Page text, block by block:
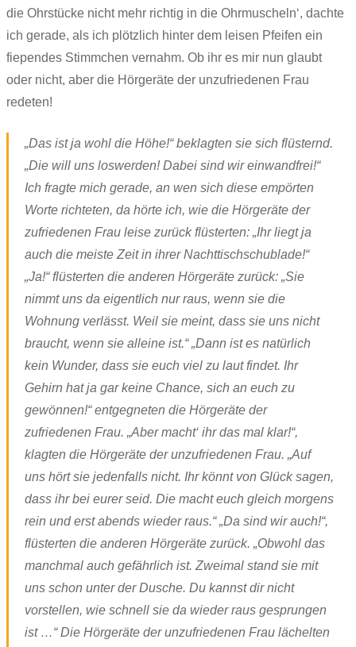
die Ohrstücke nicht mehr richtig in die Ohrmuscheln‘, dachte
ich gerade, als ich plötzlich hinter dem leisen Pfeifen ein
fiependes Stimmchen vernahm. Ob ihr es mir nun glaubt
oder nicht, aber die Hörgeräte der unzufriedenen Frau
redeten!
„Das ist ja wohl die Höhe!“ beklagten sie sich flüsternd.
„Die will uns loswerden! Dabei sind wir einwandfrei!“
Ich fragte mich gerade, an wen sich diese empörten
Worte richteten, da hörte ich, wie die Hörgeräte der
zufriedenen Frau leise zurück flüsterten: „Ihr liegt ja
auch die meiste Zeit in ihrer Nachttischschublade!“
„Ja!“ flüsterten die anderen Hörgeräte zurück: „Sie
nimmt uns da eigentlich nur raus, wenn sie die
Wohnung verlässt. Weil sie meint, dass sie uns nicht
braucht, wenn sie alleine ist.“ „Dann ist es natürlich
kein Wunder, dass sie euch viel zu laut findet. Ihr
Gehirn hat ja gar keine Chance, sich an euch zu
gewönnen!“ entgegneten die Hörgeräte der
zufriedenen Frau. „Aber macht‘ ihr das mal klar!“,
klagten die Hörgeräte der unzufriedenen Frau. „Auf
uns hört sie jedenfalls nicht. Ihr könnt von Glück sagen,
dass ihr bei eurer seid. Die macht euch gleich morgens
rein und erst abends wieder raus.“ „Da sind wir auch!“,
flüsterten die anderen Hörgeräte zurück. „Obwohl das
manchmal auch gefährlich ist. Zweimal stand sie mit
uns schon unter der Dusche. Du kannst dir nicht
vorstellen, wie schnell sie da wieder raus gesprungen
ist …“ Die Hörgeräte der unzufriedenen Frau lächelten